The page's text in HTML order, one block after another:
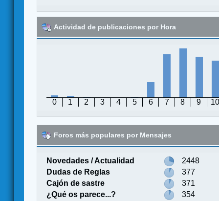
Actividad de publicaciones por Hora
0 1 2 3 4 5 6 7 8 9 10
Foros más populares por Mensajes
Novedades / Actualidad
2448
Dudas de Reglas
377
Cajón de sastre
371
¿Qué os parece...?
354